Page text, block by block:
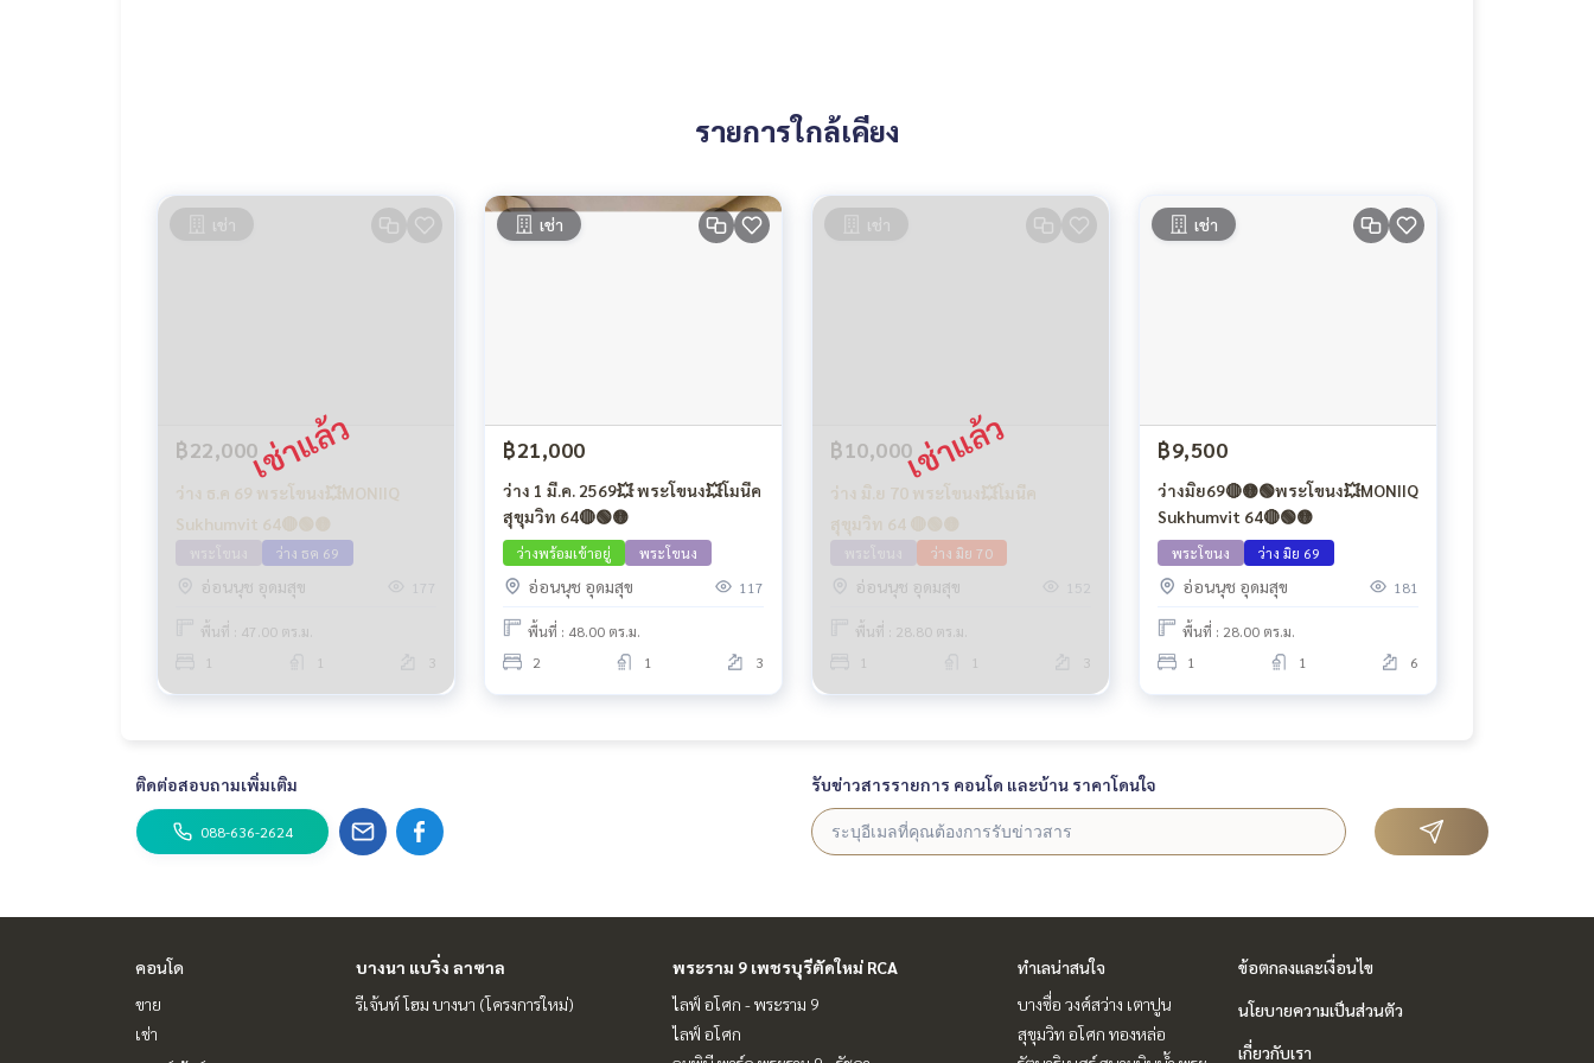
รายการใกล้เคียง
เช่า
฿22,000
ว่าง ธ.ค 69 พระโขนง💥MONIIQ
Sukhumvit 64🔴🟢🟡
ว่าง ธค 69
อ่อนนุช อุดมสุข 177
พื้นที่ : 47.00 ตร.ม.
1
1 3
เช่า
฿21,000
ว่าง 1 มี.ค. 2569💥 พระโขนง💥โมนีค
สุขุมวิท 64🔴🟢🟡
ว่างพร้อมเข้าอยู่ พระโขนง
อ่อนนุช อุดมสุข 117
พื้นที่ : 48.00 ตร.ม.
2
1 3
เช่า
฿10,000
ว่าง มิ.ย 70 พระโขนง💥โมนีค
สุขุมวิท 64 🔴🟢🟡
ว่าง มิย 70
อ่อนนุช อุดมสุข 152
พื้นที่ : 28.80 ตร.ม.
1
1 3
เช่า
฿9,500
ว่างมิย69🔴🟡🟢พระโขนง💥MONIIQ
Sukhumvit 64🔴🟢🟡
พระโขนง ว่าง มิย 69
อ่อนนุช อุดมสุข 181
พื้นที่ : 28.00 ตร.ม.
1
1 6
ติดต่อสอบถามเพิ่มเติม
088-636-2624
รับข่าวสารรายการ คอนโด และบ้าน ราคาโดนใจ
คอนโด
ขาย
เช่า
บางนา แบริ่ง ลาซาล
รีเจ้นท์ โฮม บางนา (โครงการใหม่)
พระราม 9 เพชรบุรีตัดใหม่ RCA
ไลฟ์ อโศก - พระราม 9
ไลฟ์ อโศก
ทำเลน่าสนใจ
บางซื่อ วงศ์สว่าง เตาปูน
สุขุมวิท อโศก ทองหล่อ
ข้อตกลงและเงื่อนไข
นโยบายความเป็นส่วนตัว
เกี่ยวกับเรา